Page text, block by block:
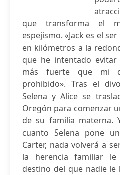
que transforma el
espejismo. «Jack es el
en kilómetros a la
que he intentado
más fuerte que mi
prohibido». Tras el
Selena y Alice se
Oregón para comenzar
de su familia materna.
cuanto Selena pone
Carter, nada volverá a
la herencia familiar
destino del que nadie le